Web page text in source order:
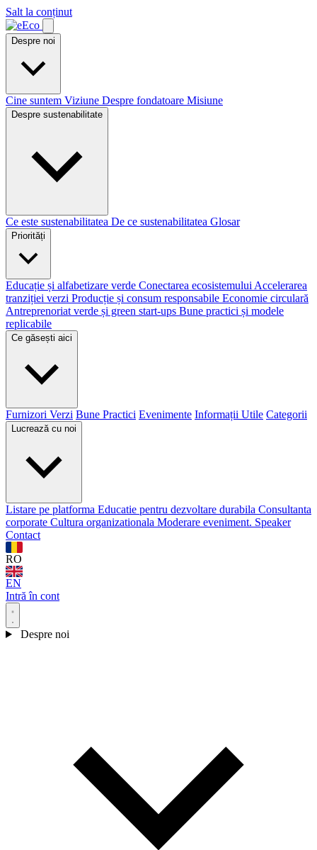
Salt la conținut
Despre noi
Cine suntem Viziune Despre fondatoare Misiune
Despre sustenabilitate
Ce este sustenabilitatea De ce sustenabilitatea Glosar
Priorități
Educație și alfabetizare verde Conectarea ecosistemului Accelerarea
tranziției verzi Producție și consum responsabile Economie circulară
Antreprenoriat verde și green start-ups Bune practici și modele
replicabile
Ce găsești aici
Furnizori Verzi Bune Practici Evenimente Informații Utile Categorii
Lucrează cu noi
Listare pe platforma Educatie pentru dezvoltare durabila Consultanta
corporate Cultura organizationala Moderare eveniment. Speaker
Contact
RO
EN
Intră în cont
Despre noi